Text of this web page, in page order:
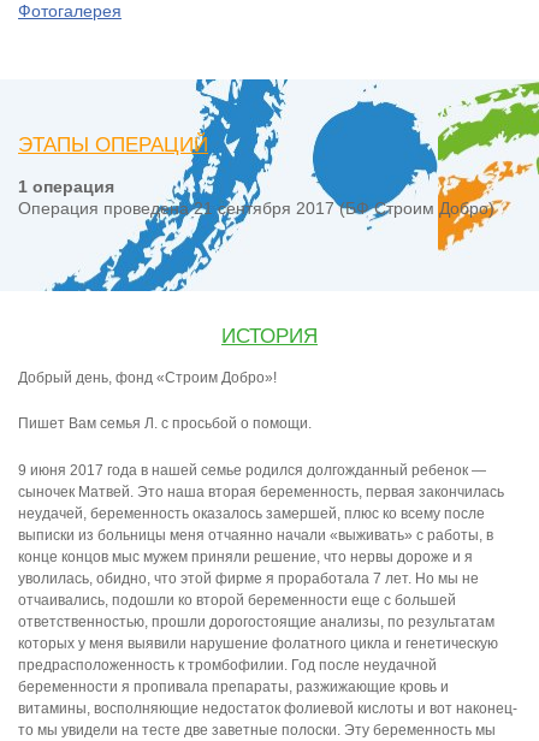
Фотогалерея
ЭТАПЫ ОПЕРАЦИЙ
1 операция
Операция проведена 21 сентября 2017 (БФ Строим Добро)
ИСТОРИЯ
Добрый день, фонд «Строим Добро»!
Пишет Вам семья Л. с просьбой о помощи.
9 июня 2017 года в нашей семье родился долгожданный ребенок —
сыночек Матвей. Это наша вторая беременность, первая закончилась
неудачей, беременность оказалось замершей, плюс ко всему после
выписки из больницы меня отчаянно начали «выживать» с работы, в
конце концов мыс мужем приняли решение, что нервы дороже и я
уволилась, обидно, что этой фирме я проработала 7 лет. Но мы не
отчаивались, подошли ко второй беременности еще с большей
ответственностью, прошли дорогостоящие анализы, по результатам
которых у меня выявили нарушение фолатного цикла и генетическую
предрасположенность к тромбофилии. Год после неудачной
беременности я пропивала препараты, разжижающие кровь и
витамины, восполняющие недостаток фолиевой кислоты и вот наконец-
то мы увидели на тесте две заветные полоски. Эту беременность мы